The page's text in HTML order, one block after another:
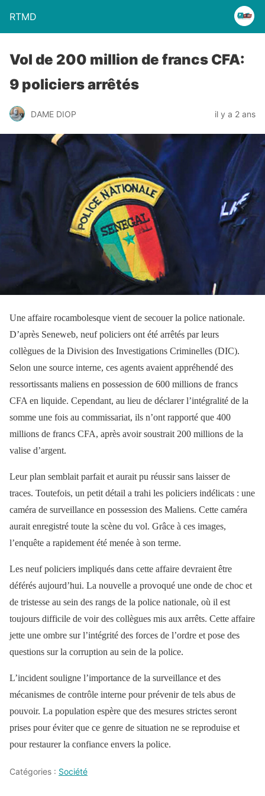
RTMD
Vol de 200 million de francs CFA:
9 policiers arrêtés
DAME DIOP il y a 2 ans
Une affaire rocambolesque vient de secouer la police nationale.
D’après Seneweb, neuf policiers ont été arrêtés par leurs
collègues de la Division des Investigations Criminelles (DIC).
Selon une source interne, ces agents avaient appréhendé des
ressortissants maliens en possession de 600 millions de francs
CFA en liquide. Cependant, au lieu de déclarer l’intégralité de la
somme une fois au commissariat, ils n’ont rapporté que 400
millions de francs CFA, après avoir soustrait 200 millions de la
valise d’argent.
Leur plan semblait parfait et aurait pu réussir sans laisser de
traces. Toutefois, un petit détail a trahi les policiers indélicats : une
caméra de surveillance en possession des Maliens. Cette caméra
aurait enregistré toute la scène du vol. Grâce à ces images,
l’enquête a rapidement été menée à son terme.
Les neuf policiers impliqués dans cette affaire devraient être
déférés aujourd’hui. La nouvelle a provoqué une onde de choc et
de tristesse au sein des rangs de la police nationale, où il est
toujours difficile de voir des collègues mis aux arrêts. Cette affaire
jette une ombre sur l’intégrité des forces de l’ordre et pose des
questions sur la corruption au sein de la police.
L’incident souligne l’importance de la surveillance et des
mécanismes de contrôle interne pour prévenir de tels abus de
pouvoir. La population espère que des mesures strictes seront
prises pour éviter que ce genre de situation ne se reproduise et
pour restaurer la confiance envers la police.
Catégories : Société